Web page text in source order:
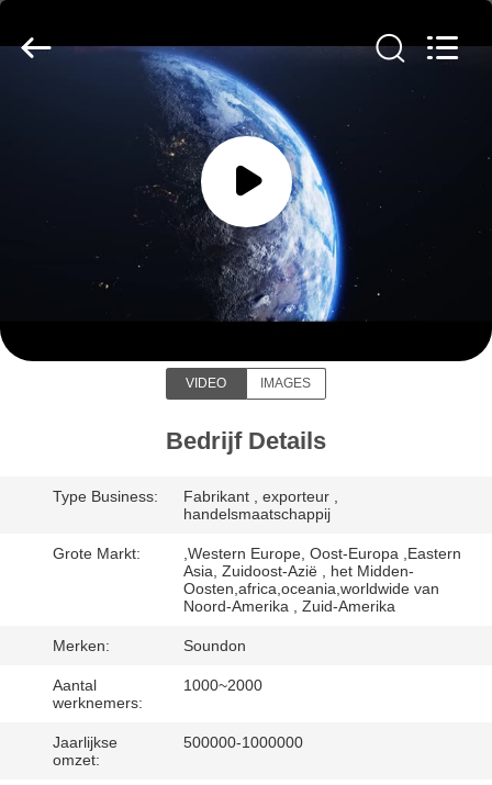
PRODUCTEN
ONGEVEER
FABRIEKSREIS
KWALITEITSCONTROLE
CONTACTEER
ONS
VERZOEK
OM EEN
New
Co,.Ltd..
Soundon New Energy Technology
Co,.Ltd.
VIDEO IMAGES
Bedrijf Details
Type Business:
Fabrikant , exporteur ,
handelsmaatschappij
Grote Markt:
,Western Europe, Oost-Europa ,Eastern
Asia, Zuidoost-Azië , het Midden-
Oosten,africa,oceania,worldwide van
Noord-Amerika , Zuid-Amerika
Merken: Soundon
Aantal
werknemers:
1000~2000
Jaarlijkse
omzet:
500000-1000000